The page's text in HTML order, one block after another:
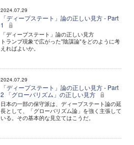
2024.07.29
「ディープステート」論の正しい見方 - Part
1
「ディープステート」論の正しい見方
トランプ現象で広がった"陰謀論"をどのように考
えればよいか。
2024.07.29
「ディープステート」論の正しい見方 - Part
2 「グローバリズム」の正しい見方
日本の一部の保守派は、ディープステート論の延
長として、「グローバリズム論」を強く主張して
いる。その基本的な見立てはこうだ。